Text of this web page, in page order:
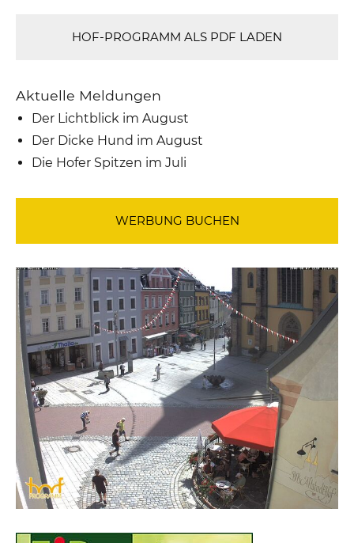
HOF-PROGRAMM ALS PDF LADEN
Aktuelle Meldungen
Der Lichtblick im August
Der Dicke Hund im August
Die Hofer Spitzen im Juli
WERBUNG BUCHEN